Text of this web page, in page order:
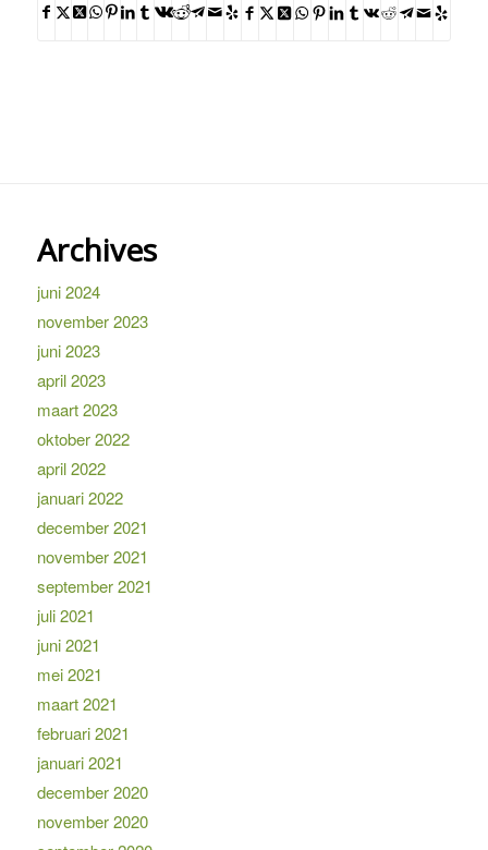
Archives
juni 2024
november 2023
juni 2023
april 2023
maart 2023
oktober 2022
april 2022
januari 2022
december 2021
november 2021
september 2021
juli 2021
juni 2021
mei 2021
maart 2021
februari 2021
januari 2021
december 2020
november 2020